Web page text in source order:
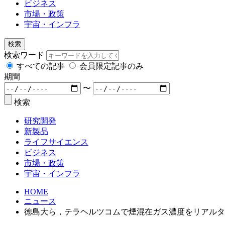
ビジネス
市場・政策
宇宙・インフラ
検索
検索ワード
すべての記事
会員限定記事のみ
期間
〜
検索
研究開発
新製品
ライフサイエンス
ビジネス
市場・政策
宇宙・インフラ
HOME
ニュース
徳島大ら，テラヘルツコムで煙混在ガス濃度をリアル